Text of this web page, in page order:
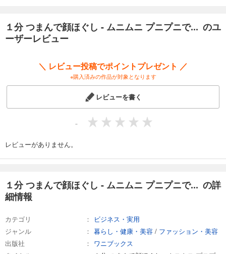
ふと鏡に写った自分の老け込んだ顔にドキッ。
「私、こんなに老けてたっけ？」
シワケアの決定版です！
顔をつまんでほぐせば、肌は中から変わる。
美容皮膚科に通わなくても、下がった肌はぷるんっと持ち上がります。
ほうれい線、だんご鼻、ゴルゴライン、二重あご、くすみ、毛穴詰まり
など、アラフォー以降の悩みを全解決する神業メソッドを、リンパケア
セラピストのこのみ先生が伝授！
先生イチオシの美容ケアグッズも大公開しちゃいます。
※二次元コードを読み込むには、専用アプリ（二次元コードリーダー）が
ざいます。）
二次元コードの載った画像を二次元コードリーダーで読み込み、閲覧く
ださい。
読み込みづらい場合は、表示画像を拡大し、カメラが画像を読み込みや
１分 つまんで顔ほぐし - ムニムニ プニプニで... のユ
ーザーレビュー
＼ レビュー投稿でポイントプレゼント ／
※購入済みの作品が対象となります
レビューを書く
-
レビューがありません。
１分 つまんで顔ほぐし - ムニムニ プニプニで... の詳
細情報
カテゴリ
ビジネス・実用
ジャンル
暮らし・健康・美容 / ファッション・美容
出版社
ワニブックス